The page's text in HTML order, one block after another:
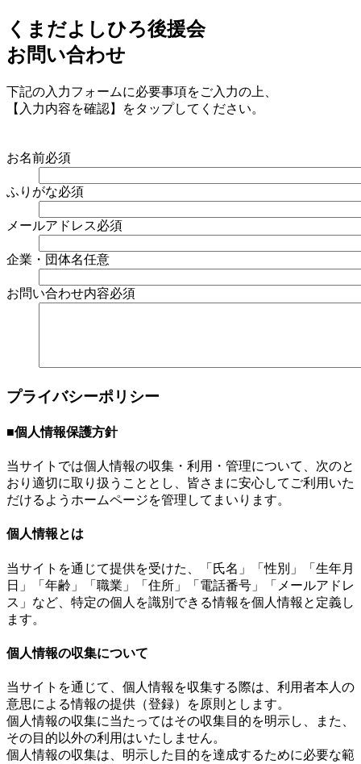
くまだよしひろ後援会
お問い合わせ
下記の入力フォームに必要事項をご入力の上、
【入力内容を確認】をタップしてください。
お名前必須
ふりがな必須
メールアドレス必須
企業・団体名任意
お問い合わせ内容必須
プライバシーポリシー
■個人情報保護方針
当サイトでは個人情報の収集・利用・管理について、次のと
おり適切に取り扱うこととし、皆さまに安心してご利用いた
だけるようホームページを管理してまいります。
個人情報とは
当サイトを通じて提供を受けた、「氏名」「性別」「生年月
日」「年齢」「職業」「住所」「電話番号」「メールアドレ
ス」など、特定の個人を識別できる情報を個人情報と定義し
ます。
個人情報の収集について
当サイトを通じて、個人情報を収集する際は、利用者本人の
意思による情報の提供（登録）を原則とします。
個人情報の収集に当たってはその収集目的を明示し、また、
その目的以外の利用はいたしません。
個人情報の収集は、明示した目的を達成するために必要な範